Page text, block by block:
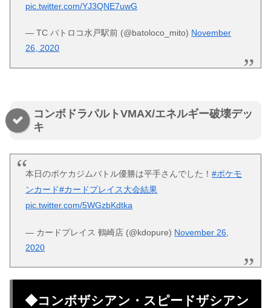
pic.twitter.com/YJ3QNE7uwG
— TC バトロコ水戸駅前 (@batoloco_mito) November
26, 2020
コンボドラパルトVMAX/エネルギー破壊デッ
キ
本日のポケカジムバトル優勝は平手さんでした！#ポケモ
ンカード#カードプレイス大会結果
pic.twitter.com/5WGzbKdtka
— カードプレイス 鶴崎店 (@kdopure) November 26,
2020
◆コンボザシアン・スピードザシアン